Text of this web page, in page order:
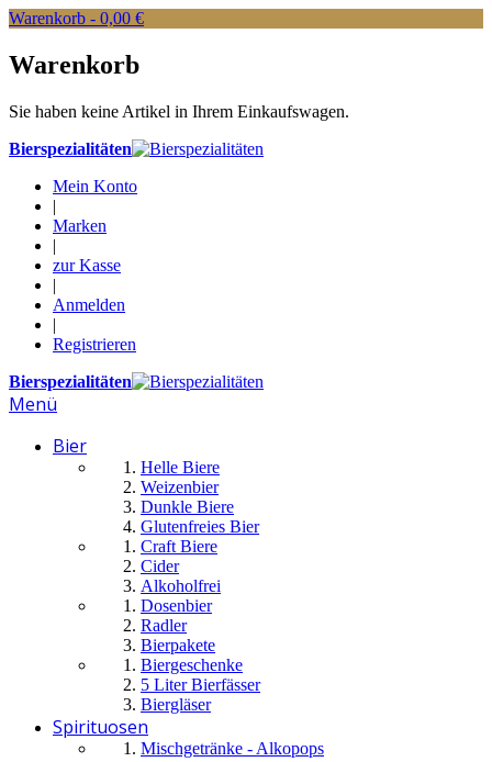
Warenkorb - 0,00 €
Warenkorb
Sie haben keine Artikel in Ihrem Einkaufswagen.
Bierspezialitäten
Mein Konto
|
Marken
|
zur Kasse
|
Anmelden
|
Registrieren
Bierspezialitäten
Menü
Bier
Helle Biere
Weizenbier
Dunkle Biere
Glutenfreies Bier
Craft Biere
Cider
Alkoholfrei
Dosenbier
Radler
Bierpakete
Biergeschenke
5 Liter Bierfässer
Biergläser
Spirituosen
Mischgetränke - Alkopops